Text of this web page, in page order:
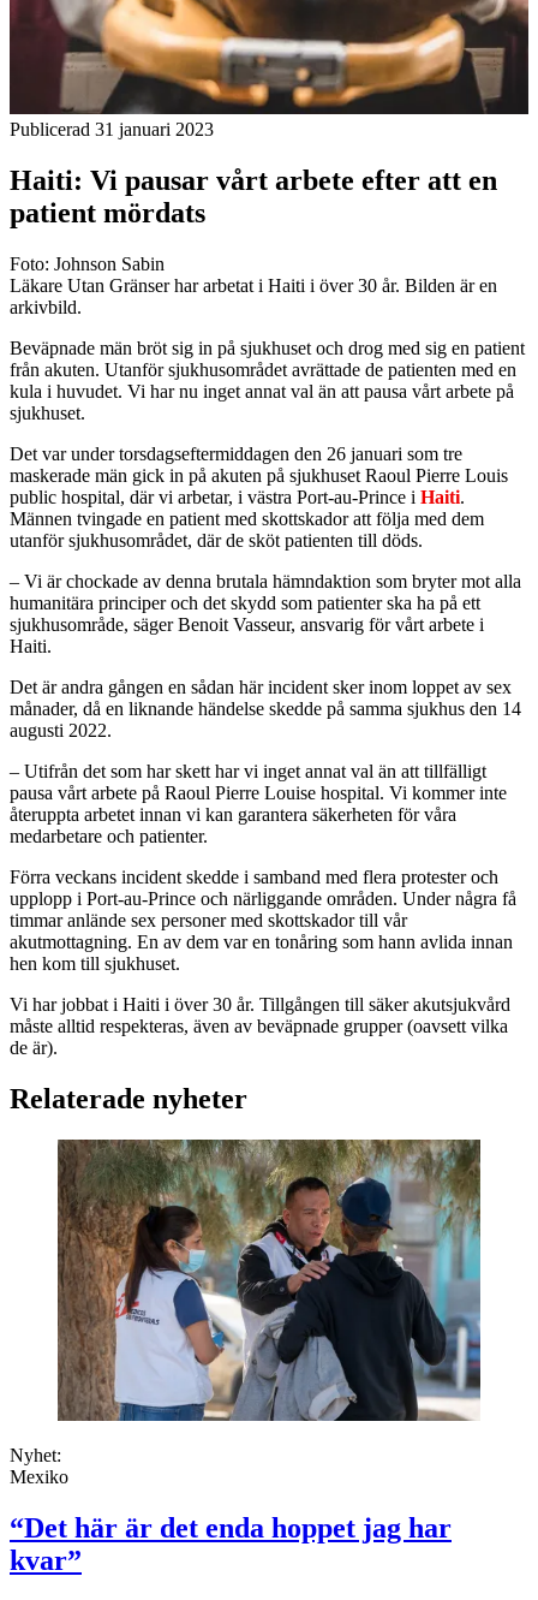
Publicerad 31 januari 2023
Haiti: Vi pausar vårt arbete efter att en
patient mördats
Foto: Johnson Sabin
Läkare Utan Gränser har arbetat i Haiti i över 30 år. Bilden är en
arkivbild.
Beväpnade män bröt sig in på sjukhuset och drog med sig en patient
från akuten. Utanför sjukhusområdet avrättade de patienten med en
kula i huvudet. Vi har nu inget annat val än att pausa vårt arbete på
sjukhuset.
Det var under torsdagseftermiddagen den 26 januari som tre
maskerade män gick in på akuten på sjukhuset Raoul Pierre Louis
public hospital, där vi arbetar, i västra Port-au-Prince i Haiti.
Männen tvingade en patient med skottskador att följa med dem
utanför sjukhusområdet, där de sköt patienten till döds.
‒ Vi är chockade av denna brutala hämndaktion som bryter mot alla
humanitära principer och det skydd som patienter ska ha på ett
sjukhusområde, säger Benoit Vasseur, ansvarig för vårt arbete i
Haiti.
Det är andra gången en sådan här incident sker inom loppet av sex
månader, då en liknande händelse skedde på samma sjukhus den 14
augusti 2022.
‒ Utifrån det som har skett har vi inget annat val än att tillfälligt
pausa vårt arbete på Raoul Pierre Louise hospital. Vi kommer inte
återuppta arbetet innan vi kan garantera säkerheten för våra
medarbetare och patienter.
Förra veckans incident skedde i samband med flera protester och
upplopp i Port-au-Prince och närliggande områden. Under några få
timmar anlände sex personer med skottskador till vår
akutmottagning. En av dem var en tonåring som hann avlida innan
hen kom till sjukhuset.
Vi har jobbat i Haiti i över 30 år. Tillgången till säker akutsjukvård
måste alltid respekteras, även av beväpnade grupper (oavsett vilka
de är).
Relaterade nyheter
Nyhet:
Mexiko
“Det här är det enda hoppet jag har
kvar”